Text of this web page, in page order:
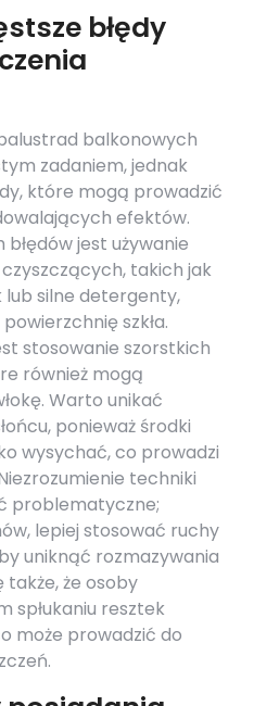
błędy
balkonowych
zadaniem, jednak
które mogą prowadzić
efektów.
jest używanie
takich jak
silne detergenty,
szkła.
stosowanie szorstkich
również mogą
Warto unikać
ponieważ środki
wysychać, co prowadzi
techniki
problematyczne;
lepiej stosować ruchy
uniknąć rozmazywania
także, że osoby
spłukaniu resztek
może prowadzić do